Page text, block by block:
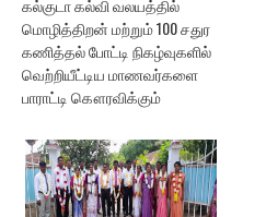
கல்குடா கல்வி வலயத்தில்
மொழித்திறன் மற்றும் 100 சதுர
கணித்தல் போட்டி நிகழ்வுகளில்
வெற்றியீட்டிய மாணவர்களை
பாராட்டி கௌரவிக்கும்